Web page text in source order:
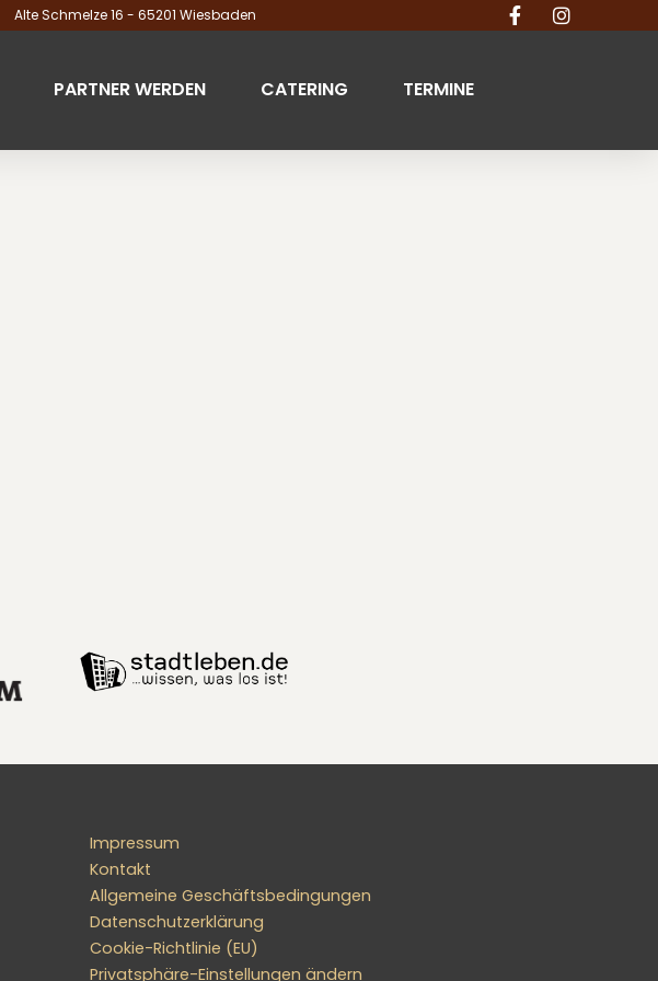
Alte Schmelze 16 - 65201 Wiesbaden
PARTNER WERDEN CATERING TERMINE
Impressum
Kontakt
Allgemeine Geschäftsbedingungen
Datenschutzerklärung
Cookie-Richtlinie (EU)
Privatsphäre-Einstellungen ändern